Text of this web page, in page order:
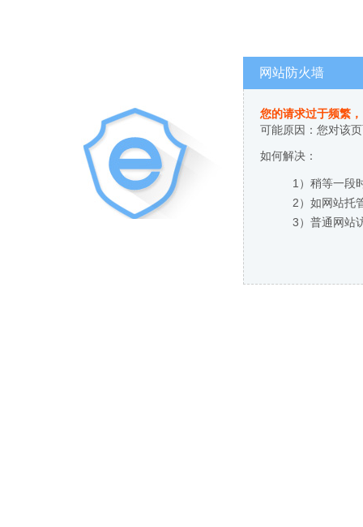
网站防火墙
您的请求过于频繁
可能原因：您对该
如何解决：
1）稍等一段
2）如网站托
3）普通网站